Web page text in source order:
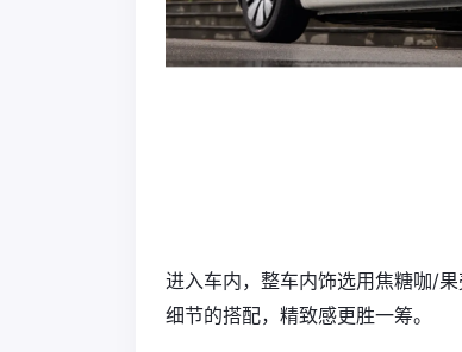
进入车内，整车内饰选用焦糖咖/
细节的搭配，精致感更胜一筹。